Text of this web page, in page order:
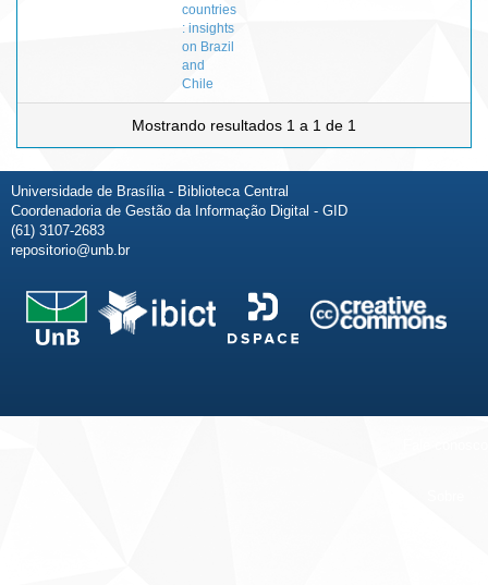
countries
: insights
on Brazil
and
Chile
Mostrando resultados 1 a 1 de 1
Universidade de Brasília - Biblioteca Central
Coordenadoria de Gestão da Informação Digital - GID
(61) 3107-2683
repositorio@unb.br